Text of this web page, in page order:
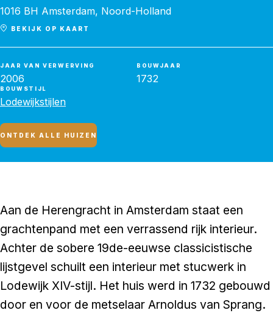
1016 BH Amsterdam, Noord-Holland
BEKIJK OP KAART
JAAR VAN VERWERVING
2006
BOUWJAAR
1732
BOUWSTIJL
Lodewijkstijlen
ONTDEK ALLE HUIZEN
Aan de Herengracht in Amsterdam staat een
grachtenpand met een verrassend rijk interieur.
Achter de sobere 19de-eeuwse classicistische
lijstgevel schuilt een interieur met stucwerk in
Lodewijk XIV-stijl. Het huis werd in 1732 gebouwd
door en voor de metselaar Arnoldus van Sprang.